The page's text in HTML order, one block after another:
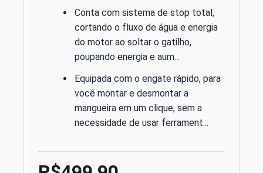
Conta com sistema de stop total,
cortando o fluxo de água e energia
do motor ao soltar o gatilho,
poupando energia e aum...
Equipada com o engate rápido, para
você montar e desmontar a
mangueira em um clique, sem a
necessidade de usar ferrament...